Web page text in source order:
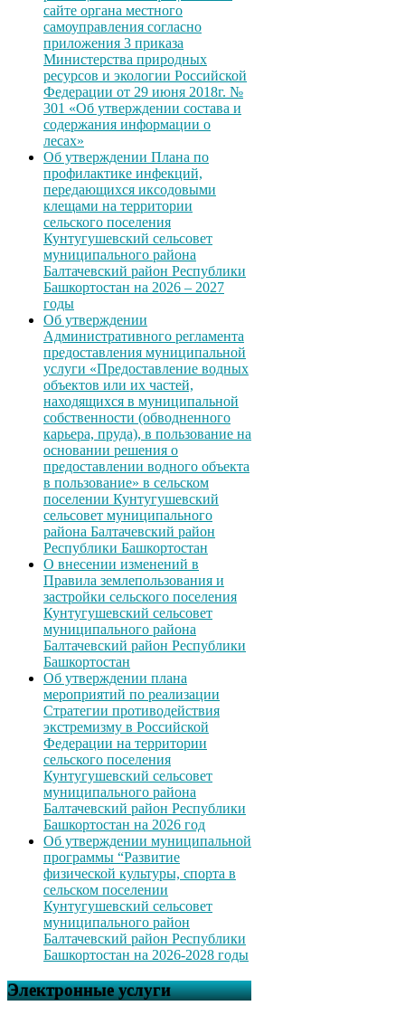
сайте органа местного
самоуправления согласно
приложения 3 приказа
Министерства природных
ресурсов и экологии Российской
Федерации от 29 июня 2018г. №
301 «Об утверждении состава и
содержания информации о
лесах»
Об утверждении Плана по
профилактике инфекций,
передающихся иксодовыми
клещами на территории
сельского поселения
Кунтугушевский сельсовет
муниципального района
Балтачевский район Республики
Башкортостан на 2026 – 2027
годы
Об утверждении
Административного регламента
предоставления муниципальной
услуги «Предоставление водных
объектов или их частей,
находящихся в муниципальной
собственности (обводненного
карьера, пруда), в пользование на
основании решения о
предоставлении водного объекта
в пользование» в сельском
поселении Кунтугушевский
сельсовет муниципального
района Балтачевский район
Республики Башкортостан
О внесении изменений в
Правила землепользования и
застройки сельского поселения
Кунтугушевский сельсовет
муниципального района
Балтачевский район Республики
Башкортостан
Об утверждении плана
мероприятий по реализации
Стратегии противодействия
экстремизму в Российской
Федерации на территории
сельского поселения
Кунтугушевский сельсовет
муниципального района
Балтачевский район Республики
Башкортостан на 2026 год
Об утверждении муниципальной
программы “Развитие
физической культуры, спорта в
сельском поселении
Кунтугушевский сельсовет
муниципального район
Балтачевский район Республики
Башкортостан на 2026-2028 годы
Электронные услуги